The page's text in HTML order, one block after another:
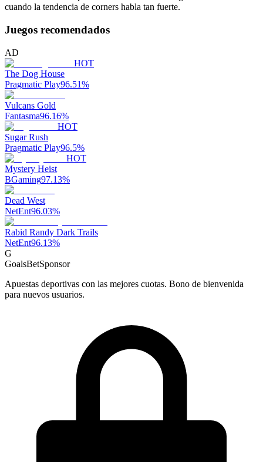
cuando la tendencia de corners habla tan fuerte.
Juegos recomendados
AD
HOT
The Dog House
Pragmatic Play96.51%
Vulcans Gold
Fantasma96.16%
HOT
Sugar Rush
Pragmatic Play96.5%
HOT
Mystery Heist
BGaming97.13%
Dead West
NetEnt96.03%
Rabid Randy Dark Trails
NetEnt96.13%
G
GoalsBetSponsor
Apuestas deportivas con las mejores cuotas. Bono de bienvenida
para nuevos usuarios.